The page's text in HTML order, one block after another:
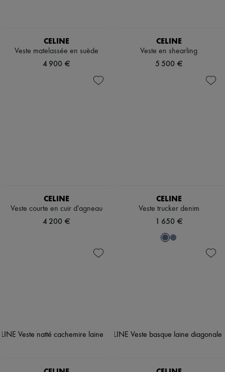
CELINE
Veste matelassée en suède
4 900 €
CELINE
Veste en shearling
5 500 €
CELINE
Veste courte en cuir d'agneau
4 200 €
CELINE
Veste trucker denim
1 650 €